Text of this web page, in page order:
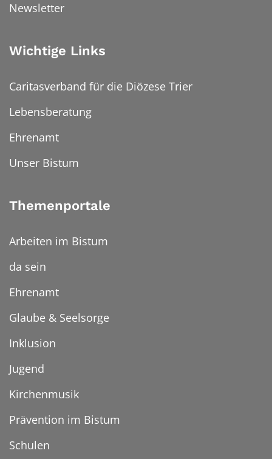
Newsletter
Wichtige Links
Caritasverband für die Diözese Trier
Lebensberatung
Ehrenamt
Unser Bistum
Themenportale
Arbeiten im Bistum
da sein
Ehrenamt
Glaube & Seelsorge
Inklusion
Jugend
Kirchenmusik
Prävention im Bistum
Schulen